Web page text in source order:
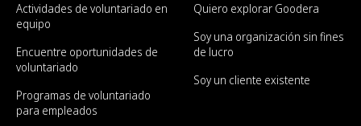
Actividades de voluntariado en
equipo
Encuentre oportunidades de
voluntariado
Programas de voluntariado
para empleados
Quiero explorar Goodera
Soy una organización sin fines
de lucro
Soy un cliente existente